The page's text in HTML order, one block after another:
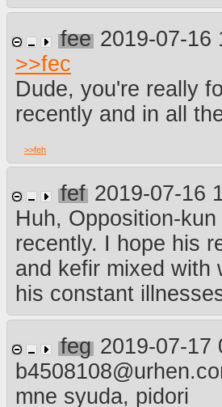
fee 2019-07-16
>>fec
Dude, you're really
recently and in all
>>feh
fef 2019-07-16
Huh, Opposition-
recently. I hope his
and kefir mixed with
his constant
feg 2019-07-17
mne syuda, pidori